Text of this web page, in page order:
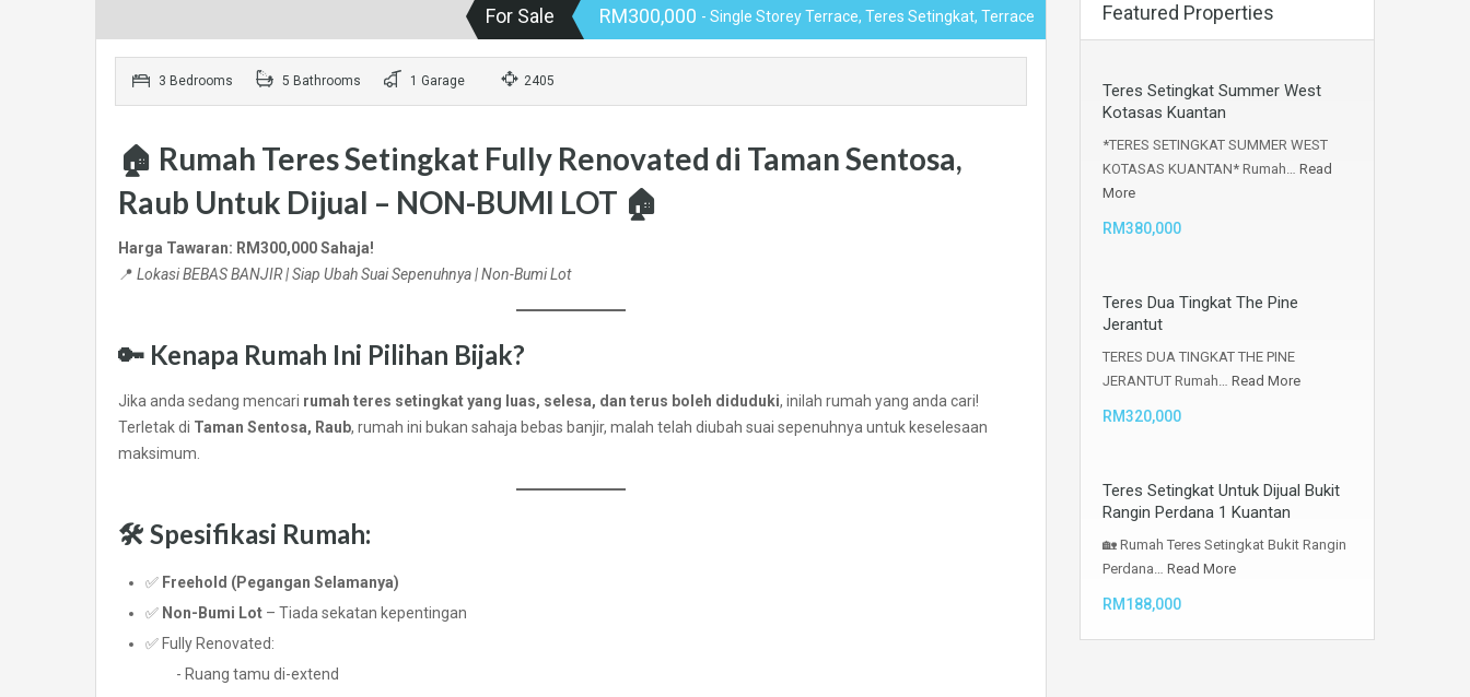
For Sale RM300,000 - Single Storey Terrace, Teres Setingkat, Terrace
3 Bedrooms 5 Bathrooms 1 Garage 2405
🏠 Rumah Teres Setingkat Fully Renovated di Taman Sentosa,
Raub Untuk Dijual – NON-BUMI LOT 🏠
Harga Tawaran: RM300,000 Sahaja!
📍 Lokasi BEBAS BANJIR | Siap Ubah Suai Sepenuhnya | Non-Bumi Lot
🔑 Kenapa Rumah Ini Pilihan Bijak?
Jika anda sedang mencari rumah teres setingkat yang luas, selesa, dan terus boleh diduduki, inilah rumah yang anda cari!
Terletak di Taman Sentosa, Raub, rumah ini bukan sahaja bebas banjir, malah telah diubah suai sepenuhnya untuk keselesaan
maksimum.
🛠️ Spesifikasi Rumah:
✅ Freehold (Pegangan Selamanya)
✅ Non-Bumi Lot – Tiada sekatan kepentingan
✅ Fully Renovated:
- Ruang tamu di-extend
Featured Properties
Teres Setingkat Summer West
Kotasas Kuantan
*TERES SETINGKAT SUMMER WEST
KOTASAS KUANTAN* Rumah… Read
More
RM380,000
Teres Dua Tingkat The Pine
Jerantut
TERES DUA TINGKAT THE PINE
JERANTUT Rumah… Read More
RM320,000
Teres Setingkat Untuk Dijual Bukit
Rangin Perdana 1 Kuantan
🏡 Rumah Teres Setingkat Bukit Rangin
Perdana… Read More
RM188,000